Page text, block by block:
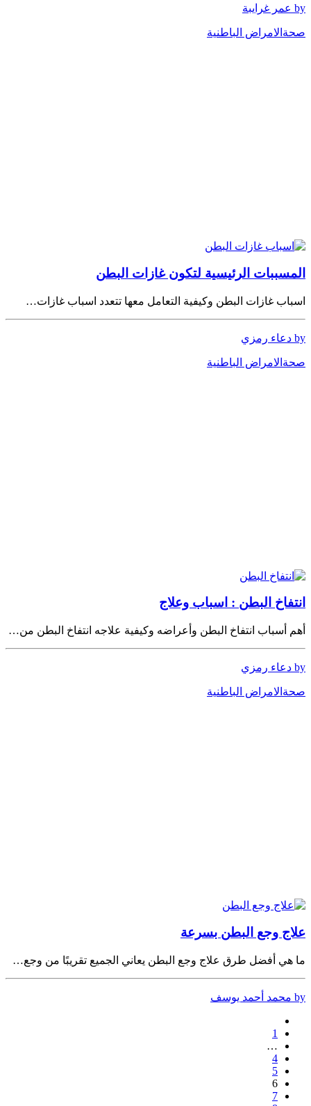
by عمر غرايبة
صحة الامراض الباطنية
المسببات الرئيسية لتكون غازات البطن
اسباب غازات البطن وكيفية التعامل معها تتعدد اسباب غازات…
by دعاء رمزي
صحة الامراض الباطنية
انتفاخ البطن : اسباب وعلاج
أهم أسباب انتفاخ البطن وأعراضه وكيفية علاجه انتفاخ البطن من…
by دعاء رمزي
صحة الامراض الباطنية
علاج وجع البطن بسرعة
ما هي أفضل طرق علاج وجع البطن يعاني الجميع تقريبًا من وجع…
by محمد أحمد يوسف
1
…
4
5
6
7